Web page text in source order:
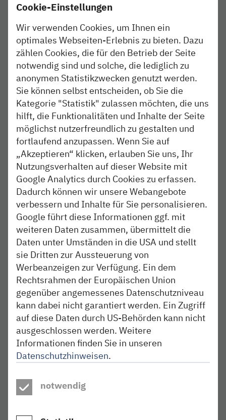
Fühl dich
angekommen.
Stellt mit uns die Weichen für eine erfolgreiche
berufliche Zukunft.
Ausgewählte Jobangebote
Werkstudent (w/m/d) Betriebsunterstützung/
Leitstelle (ca. 20 Std/Woche)
Teamleiter Leitstelle Hamburg (w/m/d)
Qualifizierung zum Zugbegleiter (w/m/d) in
Schleswig-Holstein mit anschließendem
Einsatzort in Heide, Neumünster oder Kiel
Betriebsplaner (w/m/d)
Triebfahrzeugführer (w/m/d) in Altona
Ausbildung zum Eisenbahner (w/m/d) im
Betriebsdienst, Ausbildungsbeginn 01.08.2027
Triebfahrzeugführer (w/m/d) in Neumünster oder
Itzehoe
Koordinator (w/m/d) Fahrzeugreinigung in Teilzeit
(max. 25 Stunden)
Cookie-Einstellungen
Wir verwenden Cookies, um Ihnen ein
optimales Webseiten-Erlebnis zu bieten. Dazu
zählen Cookies, die für den Betrieb der Seite
notwendig sind und solche, die lediglich zu
anonymen Statistikzwecken genutzt werden.
Sie können selbst entscheiden, ob Sie die
Kategorie "Statistik" zulassen möchten, die uns
hilft, die Funktionalitäten und Inhalte der Seite
möglichst nutzerfreundlich zu gestalten und
fortlaufend anzupassen. Wenn Sie auf
„Akzeptieren“ klicken, erlauben Sie uns, Ihr
Nutzungsverhalten auf dieser Website mit
Google Analytics durch Cookies zu erfassen.
Dadurch können wir unsere Webangebote
verbessern und Inhalte für Sie personalisieren.
Google führt diese Informationen ggf. mit
weiteren Daten zusammen, übermittelt die
Daten unter Umständen in die USA und stellt
sie Dritten zur Aussteuerung von
Werbeanzeigen zur Verfügung. Ein dem
Rechtsrahmen der Europäischen Union
gegenüber angemessenes Datenschutzniveau
kann dabei nicht garantiert werden. Ein Zugriff
auf diese Daten durch US-Behörden kann nicht
ausgeschlossen werden. Weitere
Informationen finden Sie in unseren
Datenschutzhinweisen.
notwendig